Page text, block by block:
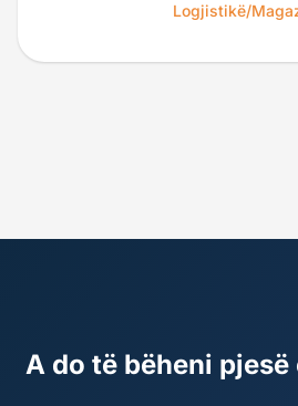
Logjistikë/
A do të bëheni